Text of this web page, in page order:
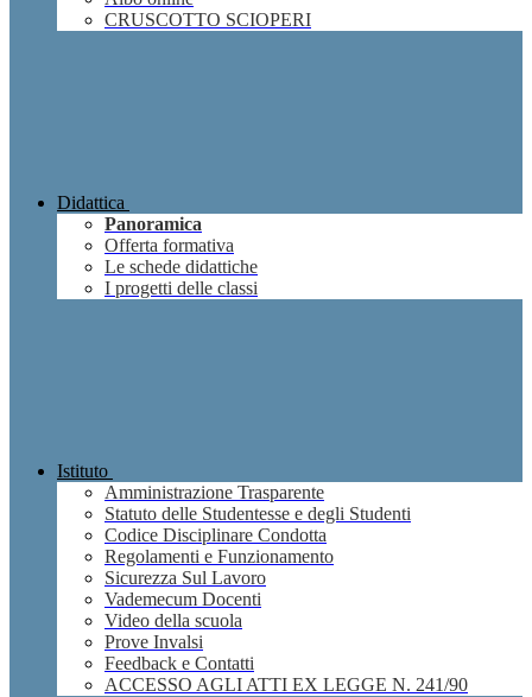
CRUSCOTTO SCIOPERI
Didattica
Panoramica
Offerta formativa
Le schede didattiche
I progetti delle classi
Istituto
Amministrazione Trasparente
Statuto delle Studentesse e degli Studenti
Codice Disciplinare Condotta
Regolamenti e Funzionamento
Sicurezza Sul Lavoro
Vademecum Docenti
Video della scuola
Prove Invalsi
Feedback e Contatti
ACCESSO AGLI ATTI EX LEGGE N. 241/90